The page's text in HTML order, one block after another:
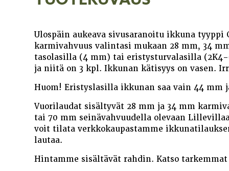
Ulospäin aukeava sivusaranoitu ikkuna tyyppi
karmivahvuus valintasi mukaan 28 mm, 34
tasolasilla (4 mm) tai eristysturvalasilla
ja niitä on 3 kpl. Ikkunan kätisyys on vasen.
Huom! Eristyslasilla ikkunan saa vain 44 mm
Vuorilaudat sisältyvät 28 mm ja 34 mm
tai 70 mm seinävahvuudella olevaan
voit tilata verkkokaupastamme
lautaa.
Hintamme sisältävät rahdin. Katso